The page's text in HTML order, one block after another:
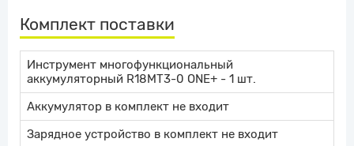
Комплект поставки
Инструмент многофункциональный
аккумуляторный R18MT3-0 ONE+ - 1 шт.
Аккумулятор в комплект не входит
Зарядное устройство в комплект не входит